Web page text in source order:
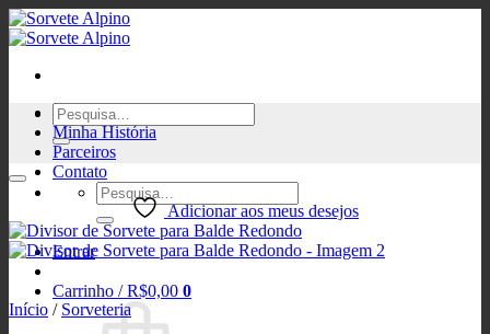
Skip
to
Como Comprar
Minha História
Parceiros
Contato
Pesquisar
por:
Entrar
Carrinho /R$0,00 0
Pesquisar
por:
Adicionar aos meus desejos
Início / Sorveteria